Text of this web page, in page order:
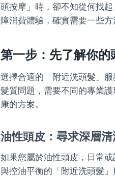
頭按摩」時，卻不知從何找
障消費體驗，確實需要一些
第一步：先了解你
選擇合適的「附近洗頭髮」
髮質問題，需要不同的專業
康的方案。
油性頭皮：尋求深層
如果您屬於油性頭皮，日常
與控油平衡的「附近洗頭髮